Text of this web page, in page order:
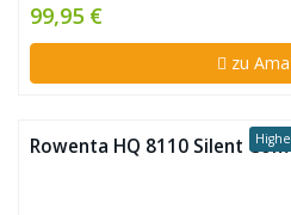
99,95 €
zu
Rowenta HQ 8110 Silent